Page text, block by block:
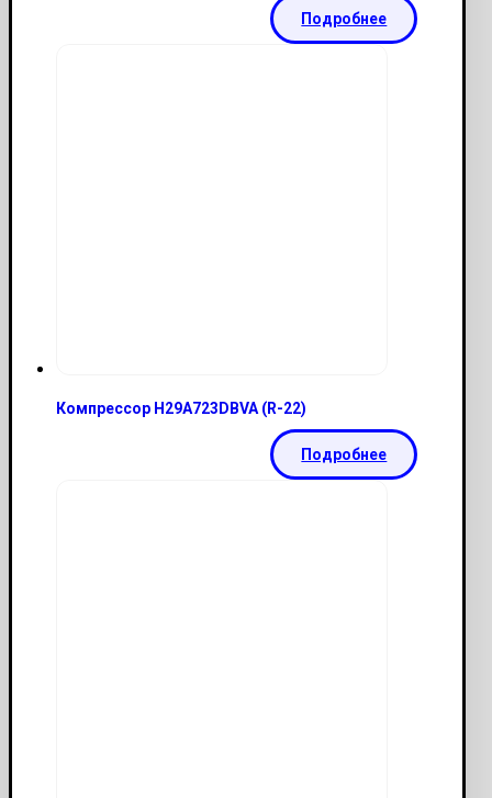
Подробнее
Компрессор H29A723DBVA (R-22)
Подробнее